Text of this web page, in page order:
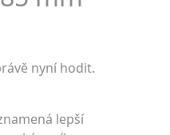
nyní hodit.
lepší